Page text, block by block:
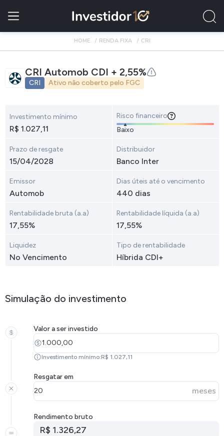
HOME RENDA FIXA CRI
CRI Automob CDI + 2,55%
CRI Ativo não coberto pelo FGC
Investimento mínimo
R$ 1.027,11
Risco financeiro
Baixo
Prazo de resgate
15/04/2028
Distribuidor
Banco Inter
Emissor
Automob
Dias úteis até o vencimento
440 dias
Rentabilidade bruta (a.a)
17,55%
Rentabilidade líquida (a.a)
17,55%
Liquidez
No Vencimento
Tipo de rentabilidade
Híbrida CDI+
Simulação do investimento
Valor a ser investido
Investimento mínimo:R$ 1.027,11
Resgatar em
meses
Rendimento bruto
R$ 1.326,27